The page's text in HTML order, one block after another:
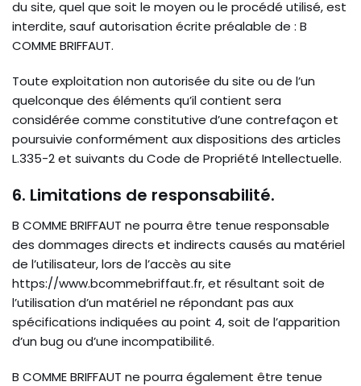
du site, quel que soit le moyen ou le procédé utilisé, est
interdite, sauf autorisation écrite préalable de : B
COMME BRIFFAUT.
Toute exploitation non autorisée du site ou de l’un
quelconque des éléments qu’il contient sera
considérée comme constitutive d’une contrefaçon et
poursuivie conformément aux dispositions des articles
L.335-2 et suivants du Code de Propriété Intellectuelle.
6. Limitations de responsabilité.
B COMME BRIFFAUT ne pourra être tenue responsable
des dommages directs et indirects causés au matériel
de l’utilisateur, lors de l’accès au site
https://www.bcommebriffaut.fr, et résultant soit de
l’utilisation d’un matériel ne répondant pas aux
spécifications indiquées au point 4, soit de l’apparition
d’un bug ou d’une incompatibilité.
B COMME BRIFFAUT ne pourra également être tenue